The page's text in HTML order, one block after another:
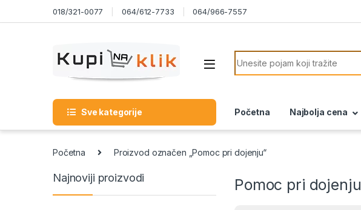
Skip to navigation018/321-0077 064/612-7733 064/966-7557
Search for:
Sve kategorije Početna Najbolja cena
Početna Proizvod označen „Pomoc pri dojenju“
Pomoc pri dojenju
Najnoviji proizvodi